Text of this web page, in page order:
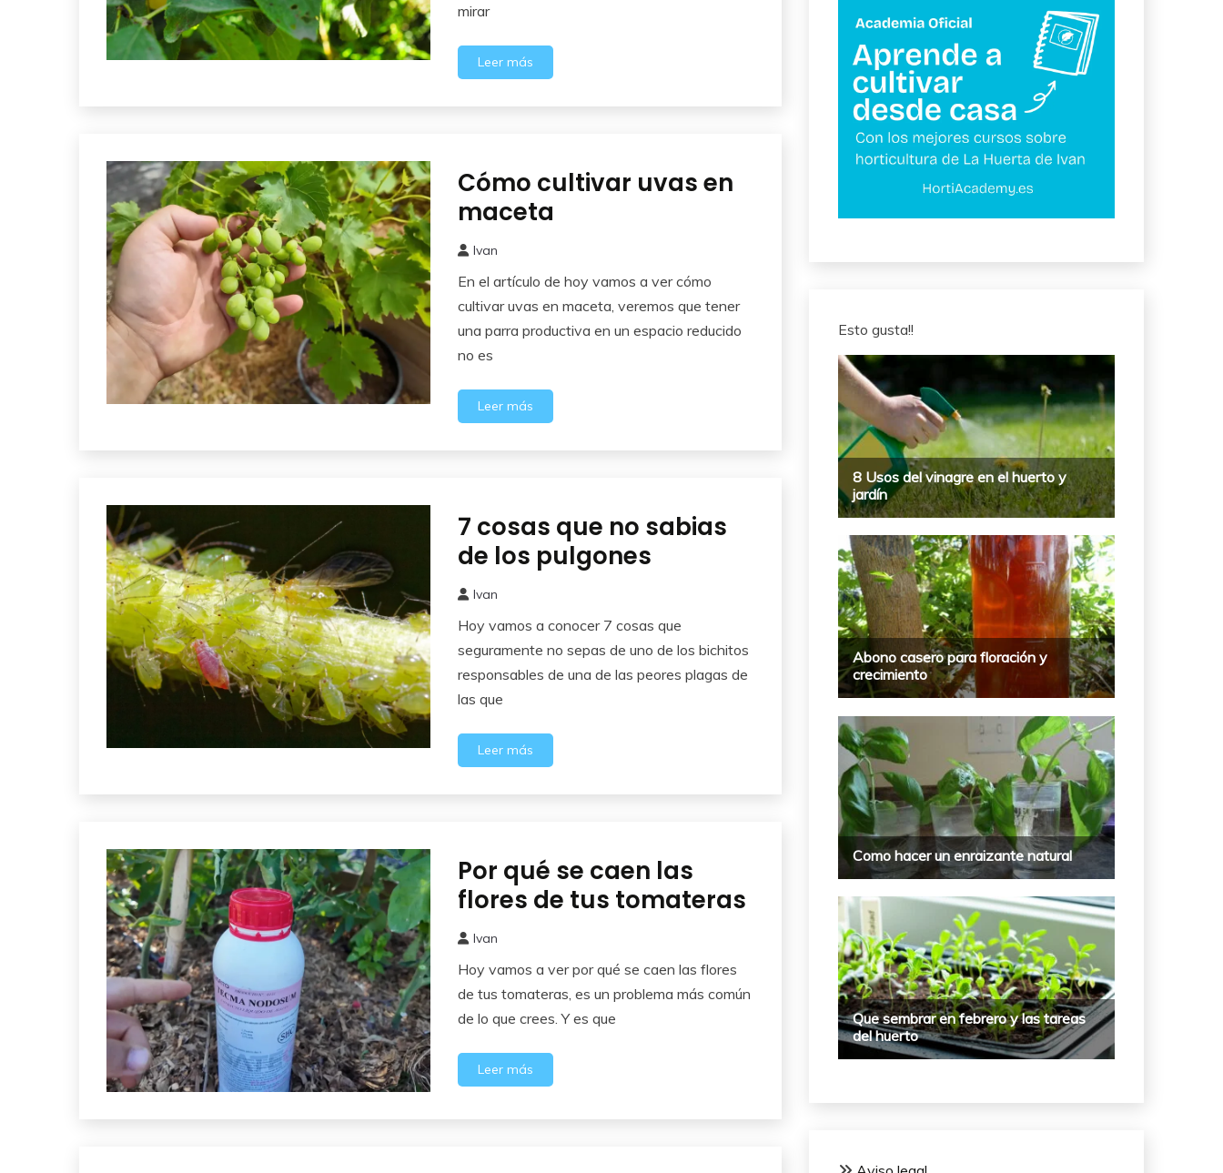
mirar
Leer más
Sin
Cómo cultivar uvas en
maceta
julio,
2026
Ivan
En el artículo de hoy vamos a ver cómo
cultivar uvas en maceta, veremos que tener
una parra productiva en un espacio reducido
no es
Leer más
Perjudiciales
7 cosas que no sabias
de los pulgones
junio,
2026
Ivan
Hoy vamos a conocer 7 cosas que
seguramente no sepas de uno de los bichitos
responsables de una de las peores plagas de
las que
Leer más
Abonos y
Remedios
Por qué se caen las
flores de tus tomateras
junio,
2026
Ivan
Hoy vamos a ver por qué se caen las flores
de tus tomateras, es un problema más común
de lo que crees. Y es que
Leer más
Esto gusta!!